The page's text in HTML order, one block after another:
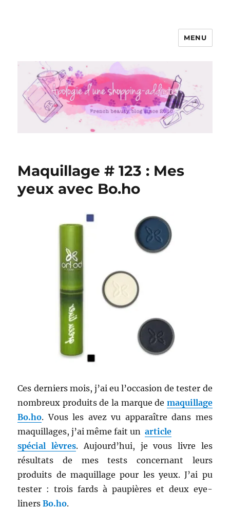
Apologie d'une Shopping-addicte
MENU
Maquillage # 123 : Mes
yeux avec Bo.ho
Ces derniers mois, j’ai eu l’occasion de tester de
nombreux produits de la marque de maquillage
Bo.ho. Vous les avez vu apparaître dans mes
maquillages, j’ai même fait un article
spécial lèvres. Aujourd’hui, je vous livre les
résultats de mes tests concernant leurs
produits de maquillage pour les yeux. J’ai pu
tester : trois fards à paupières et deux eye-
linersBo.ho.